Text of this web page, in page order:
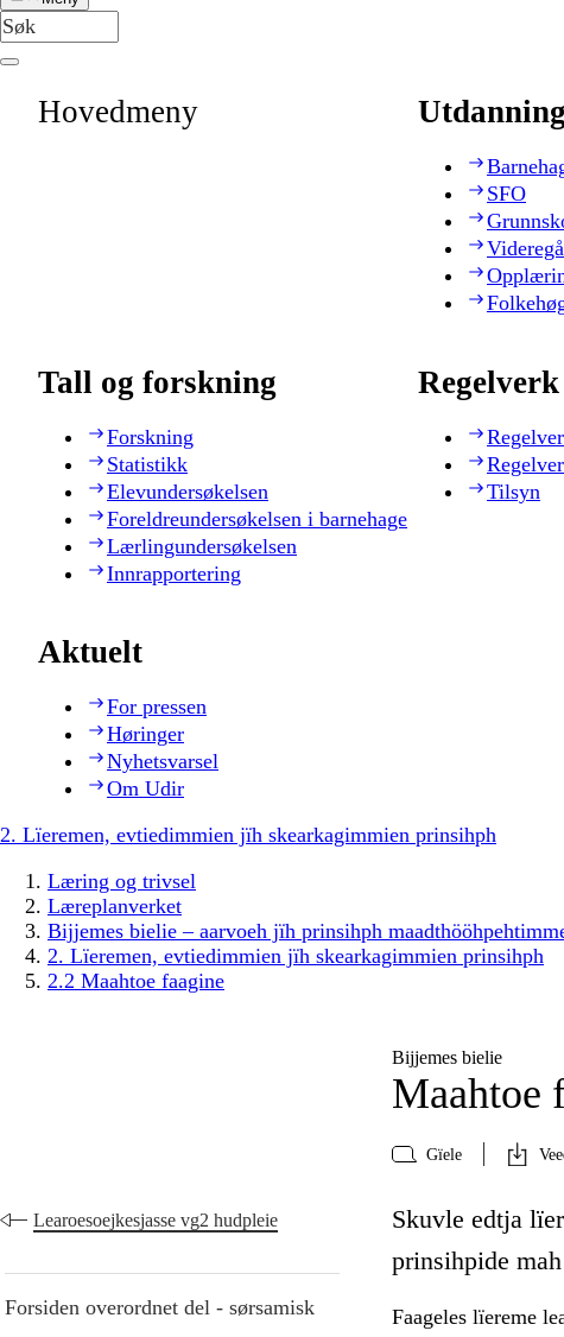
Hovedmeny
SFO
Tall og forskning
Forskning
Statistikk
Elevundersøkelsen
Foreldreundersøkelsen i barnehage
Lærlingundersøkelsen
Innrapportering
Regelverk
Tilsyn
Aktuelt
For pressen
Høringer
Nyhetsvarsel
Om Udir
2. Lïeremen, evtiedimmien jïh skearkagimmien prinsihph
Læring og trivsel
Læreplanverket
Bijjemes bielie – aarvoeh jïh prinsihph
2. Lïeremen, evtiedimmien jïh skearkagimmien prinsihph
2.2 Maahtoe faagine
Bijjemes bielie
Maahtoe
Gïele
Learoesoejkesjasse vg2 hudpleie
Forsiden overordnet del - sørsamisk
Skuvle edtja
prinsihpide
Faageles lïereme